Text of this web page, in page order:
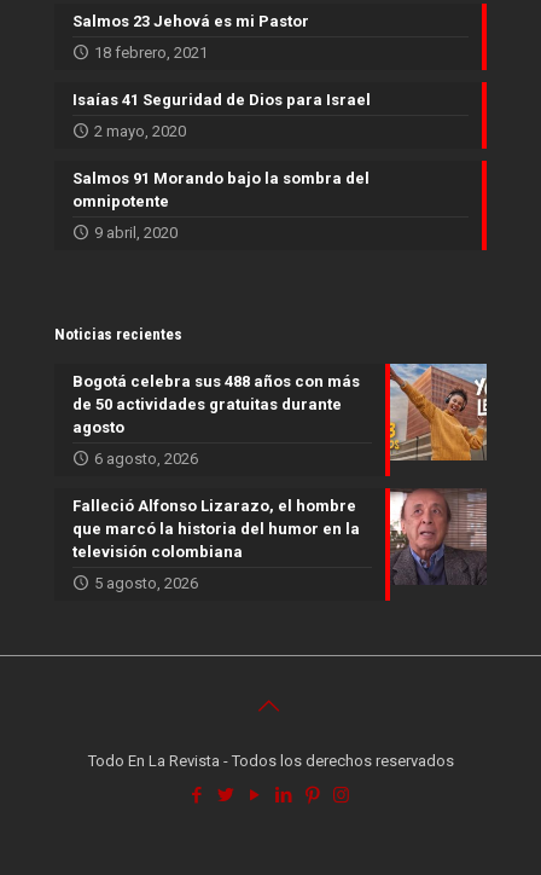
Salmos 23 Jehová es mi Pastor
18 febrero, 2021
Isaías 41 Seguridad de Dios para Israel
2 mayo, 2020
Salmos 91 Morando bajo la sombra del
omnipotente
9 abril, 2020
Noticias recientes
Bogotá celebra sus 488 años con más
de 50 actividades gratuitas durante
agosto
6 agosto, 2026
Falleció Alfonso Lizarazo, el hombre
que marcó la historia del humor en la
televisión colombiana
5 agosto, 2026
Todo En La Revista - Todos los derechos reservados